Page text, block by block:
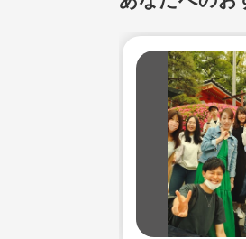
注･ストロボ必須ではあ